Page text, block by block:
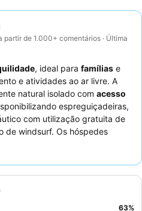
de 1.000+ comentários · Última
, ideal para famílias e
e atividades ao ar livre. A
natural isolado com acesso
espreguiçadeiras,
com utilização gratuita de
de windsurf. Os hóspedes
a comida fresca, variada e
tranquila, considere solicitar
63%